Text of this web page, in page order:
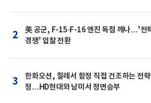
2
美 공군, F-15·F-16 엔진 독점 깨나…'전
경쟁' 입찰 전환
3
한화오션, 칠레서 함정 직접 건조하는 전
정…HD현대와 남미서 정면승부